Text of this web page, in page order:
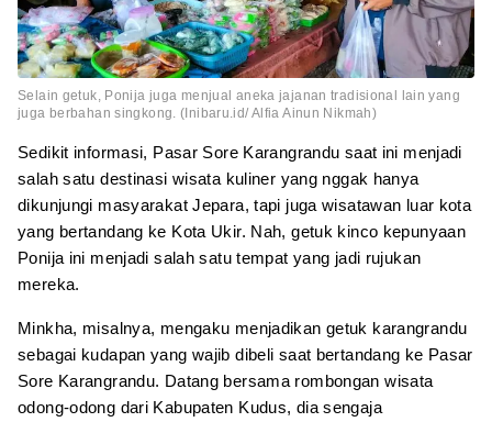
Selain getuk, Ponija juga menjual aneka jajanan tradisional lain yang
juga berbahan singkong. (Inibaru.id/ Alfia Ainun Nikmah)
Sedikit informasi, Pasar Sore Karangrandu saat ini menjadi
salah satu destinasi wisata kuliner yang nggak hanya
dikunjungi masyarakat Jepara, tapi juga wisatawan luar kota
yang bertandang ke Kota Ukir. Nah, getuk kinco kepunyaan
Ponija ini menjadi salah satu tempat yang jadi rujukan
mereka.
Minkha, misalnya, mengaku menjadikan getuk karangrandu
sebagai kudapan yang wajib dibeli saat bertandang ke Pasar
Sore Karangrandu. Datang bersama rombongan wisata
odong-odong dari Kabupaten Kudus, dia sengaja